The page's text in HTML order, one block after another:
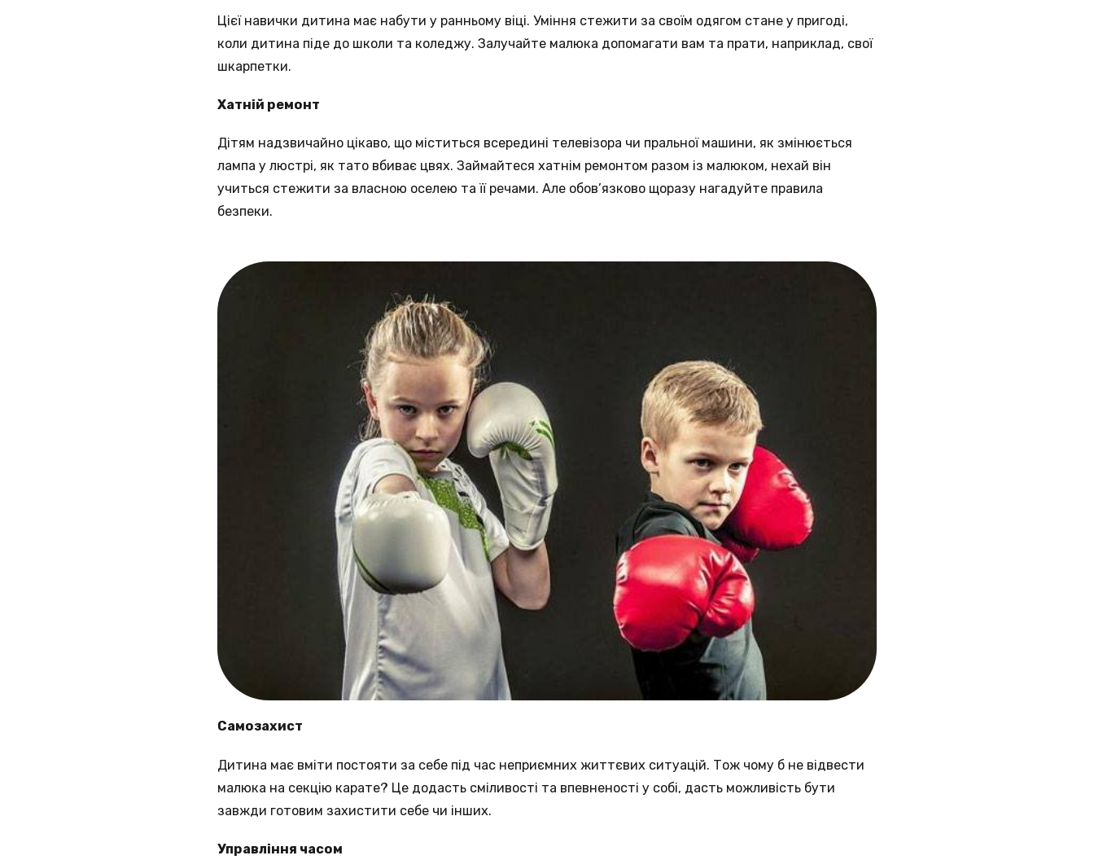
Цієї навички дитина має набути у ранньому віці. Уміння стежити за своїм одягом стане у пригоді,
коли дитина піде до школи та коледжу. Залучайте малюка допомагати вам та прати, наприклад, свої
шкарпетки.
Хатній ремонт
Дітям надзвичайно цікаво, що міститься всередині телевізора чи пральної машини, як змінюється
лампа у люстрі, як тато вбиває цвях. Займайтеся хатнім ремонтом разом із малюком, нехай він
учиться стежити за власною оселею та її речами. Але обов’язково щоразу нагадуйте правила
безпеки.
Самозахист
Дитина має вміти постояти за себе під час неприємних життєвих ситуацій. Тож чому б не відвести
малюка на секцію карате? Це додасть сміливості та впевненості у собі, дасть можливість бути
завжди готовим захистити себе чи інших.
Управління часом